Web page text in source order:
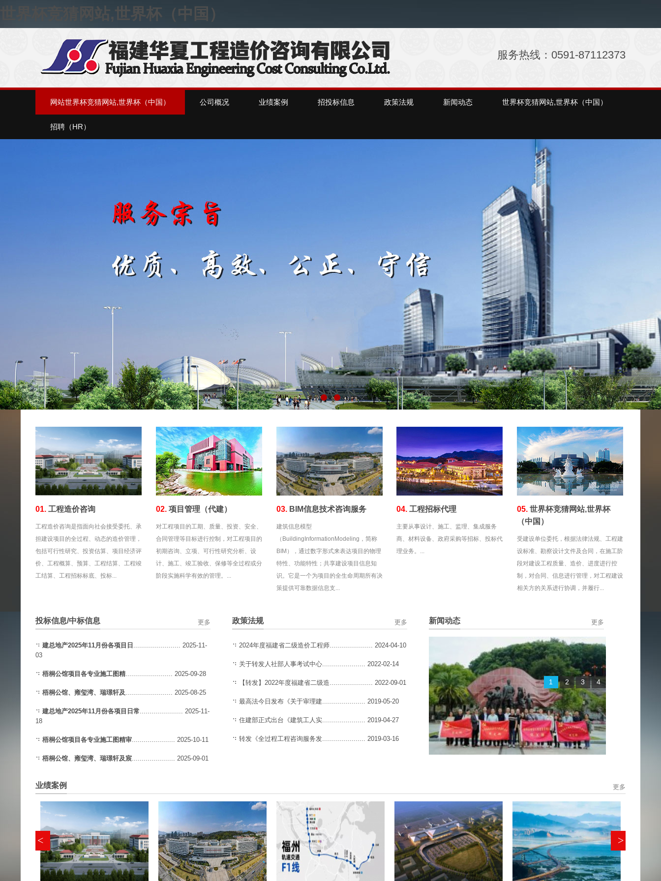
世界杯竞猜网站,世界杯（中国）
服务热线：0591-87112373
网站世界杯竞猜网站,世界杯（中国） 公司概况 业绩案例 招投标信息 政策法规 新闻动态 世界杯竞猜网站,世界杯（中国）
招聘（HR）
01. 工程造价咨询
工程造价咨询是指面向社会接受委托、承
担建设项目的全过程、动态的造价管理，
包括可行性研究、投资估算、项目经济评
价、工程概算、预算、工程结算、工程竣
工结算、工程招标标底、投标...
02. 项目管理（代建）
对工程项目的工期、质量、投资、安全、
合同管理等目标进行控制，对工程项目的
初期咨询、立项、可行性研究分析、设
计、施工、竣工验收、保修等全过程或分
阶段实施科学有效的管理。...
03. BIM信息技术咨询服务
建筑信息模型
（BuildingInformationModeling，简称
BIM），通过数字形式来表达项目的物理
特性、功能特性；共享建设项目信息知
识。它是一个为项目的全生命周期所有决
策提供可靠数据信息支...
04.工程招标代理
主要从事设计、施工、监理、集成服务
商、材料设备、政府采购等招标、投标代
理业务。...
05.世界杯竞猜网站,世界杯
（中国）
受建设单位委托，根据法律法规、工程建
设标准、勘察设计文件及合同，在施工阶
段对建设工程质量、造价、进度进行控
制，对合同、信息进行管理，对工程建设
相关方的关系进行协调，并履行...
更多
投标信息/中标信息
建总地产2025年11月份各项目日 ........................ 2025-11-
03
梧桐公馆项目各专业施工图精........................ 2025-09-28
梧桐公馆、雍玺湾、瑞璟轩及........................ 2025-08-25
建总地产2025年11月份各项目日常...................... 2025-11-
18
梧桐公馆项目各专业施工图精审...................... 2025-10-11
梧桐公馆、雍玺湾、瑞璟轩及宸...................... 2025-09-01
更多
政策法规
2024年度福建省二级造价工程师...................... 2024-04-10
关于转发人社部人事考试中心...................... 2022-02-14
【转发】2022年度福建省二级造...................... 2022-09-01
最高法今日发布《关于审理建...................... 2019-05-20
住建部正式出台《建筑工人实...................... 2019-04-27
转发《全过程工程咨询服务发...................... 2019-03-16
更多
新闻动态
1 2 3 4
更多
业绩案例
< >